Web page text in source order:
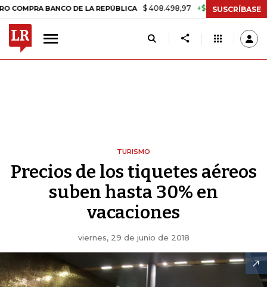
BANCO DE LA REPÚBLICA $ 408.498,97 +$ 8.753,81 +2,19% TASA
SUSCRÍBASE
TURISMO
Precios de los tiquetes aéreos
suben hasta 30% en
vacaciones
viernes, 29 de junio de 2018